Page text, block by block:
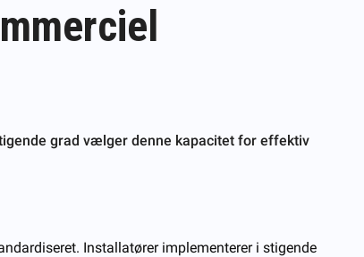
grad vælger denne kapacitet for effektiv
Installatører implementerer i stigende